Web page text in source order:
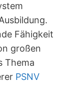
Fähigkeit
großen
Thema
PSNV